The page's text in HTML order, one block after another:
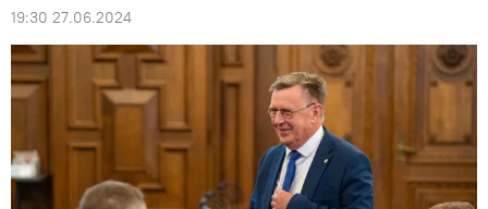
19:30 27.06.2024